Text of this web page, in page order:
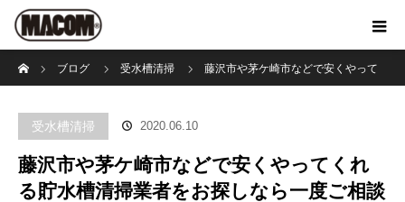
ブログ
受水槽清掃 藤沢市や茅ケ崎市などで安くやって
受水槽清掃 2020.06.10
藤沢市や茅ケ崎市などで安くやってくれ
る貯水槽清掃業者をお探しなら一度ご相談